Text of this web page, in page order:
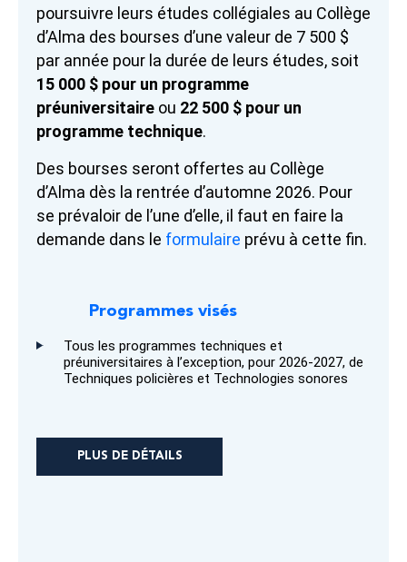
poursuivre leurs études collégiales au Collège
d’Alma des bourses d’une valeur de 7 500 $
par année pour la durée de leurs études, soit
15 000 $ pour un programme
préuniversitaire ou 22 500 $ pour un
programme technique.
Des bourses seront offertes au Collège
d’Alma dès la rentrée d’automne 2026. Pour
se prévaloir de l’une d’elle, il faut en faire la
demande dans le formulaire prévu à cette fin.
Programmes visés
Tous les programmes techniques et
préuniversitaires à l’exception, pour 2026-2027, de
Techniques policières et Technologies sonores
PLUS DE DÉTAILS